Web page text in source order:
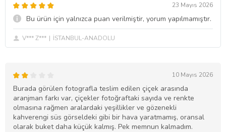
23 Mayıs 2026
Bu ürün için yalnızca puan verilmiştir, yorum yapılmamıştır.
V*** Z*** İSTANBUL-ANADOLU
10 Mayıs 2026
Burada görülen fotografla teslim edilen çiçek arasında
aranjman farkı var, çiçekler fotoğraftaki sayıda ve renkte
olmasına rağmen aralardaki yeşillikler ve gözenekli
kahverengi süs görseldeki gibi bir hava yaratmamış, oransal
olarak buket daha küçük kalmış. Pek memnun kalmadım.